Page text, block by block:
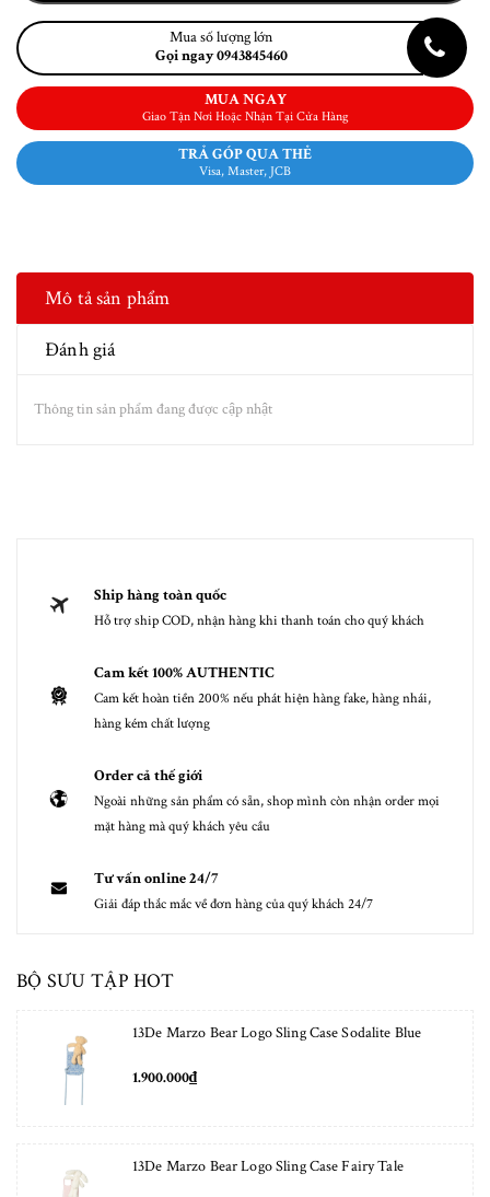
Mua số lượng lớn
Gọi ngay 0943845460
MUA NGAY
Giao Tận Nơi Hoặc Nhận Tại Cửa Hàng
TRẢ GÓP QUA THẺ
Visa, Master, JCB
Mô tả sản phẩm
Đánh giá
Thông tin sản phẩm đang được cập nhật
Ship hàng toàn quốc
Hỗ trợ ship COD, nhận hàng khi thanh toán cho quý khách
Cam kết 100% AUTHENTIC
Cam kết hoàn tiền 200% nếu phát hiện hàng fake, hàng nhái,
hàng kém chất lượng
Order cả thế giới
Ngoài những sản phẩm có sẵn, shop mình còn nhận order mọi
mặt hàng mà quý khách yêu cầu
Tư vấn online 24/7
Giải đáp thắc mắc về đơn hàng của quý khách 24/7
BỘ SƯU TẬP HOT
13De Marzo Bear Logo Sling Case Sodalite Blue
1.900.000₫
13De Marzo Bear Logo Sling Case Fairy Tale